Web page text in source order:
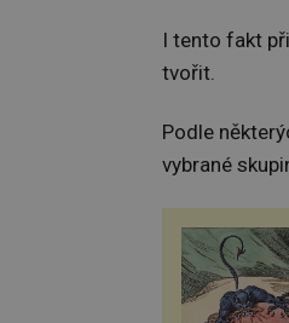
I tento fakt
tvořit.
Podle
vybrané